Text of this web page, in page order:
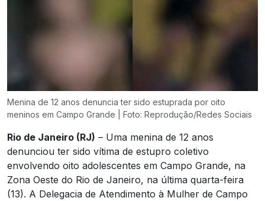
Menina de 12 anos denuncia ter sido estuprada por oito
meninos em Campo Grande | Foto: Reprodução/Redes Sociais
Rio de Janeiro (RJ) – Uma menina de 12 anos
denunciou ter sido vítima de estupro coletivo
envolvendo oito adolescentes em Campo Grande, na
Zona Oeste do Rio de Janeiro, na última quarta-feira
(13). A Delegacia de Atendimento à Mulher de Campo